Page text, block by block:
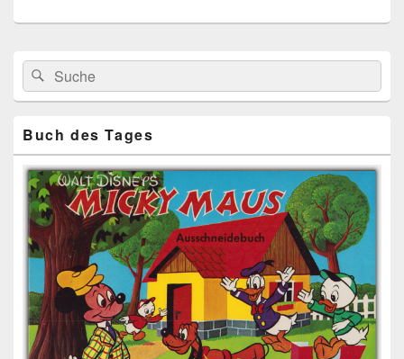
Primärer
Seitenleisten
Widget-
Bereich
Search
for:
Suche
Buch des Tages